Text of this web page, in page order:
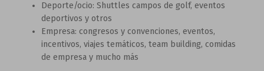
Deporte/ocio: Shuttles campos de golf, eventos
deportivos y otros
Empresa: congresos y convenciones, eventos,
incentivos, viajes temáticos, team building, comidas
de empresa y mucho más